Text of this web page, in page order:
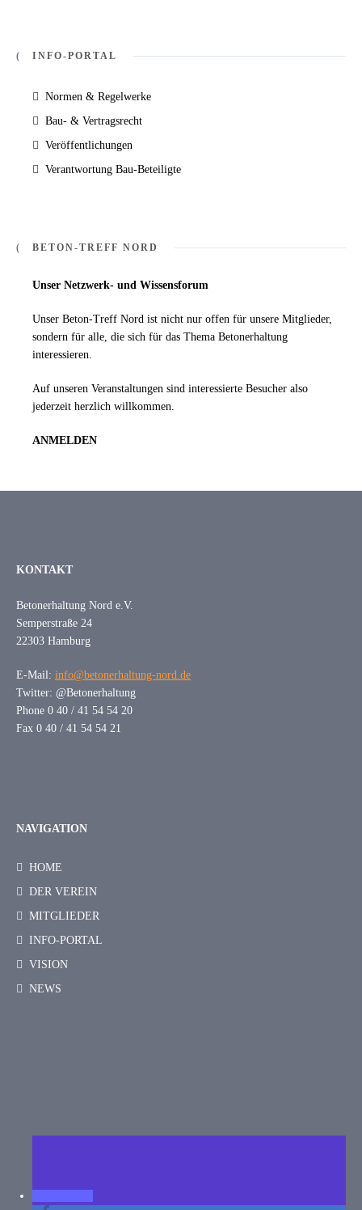
INFO-PORTAL
Normen & Regelwerke
Bau- & Vertragsrecht
Veröffentlichungen
Verantwortung Bau-Beteiligte
BETON-TREFF NORD
Unser Netzwerk- und Wissensforum
Unser Beton-Treff Nord ist nicht nur offen für unsere Mitglieder,
sondern für alle, die sich für das Thema Betonerhaltung
interessieren.
Auf unseren Veranstaltungen sind interessierte Besucher also
jederzeit herzlich willkommen.
ANMELDEN
KONTAKT
Betonerhaltung Nord e.V.
Semperstraße 24
22303 Hamburg
E-Mail: info@betonerhaltung-nord.de
Twitter: @Betonerhaltung
Phone 0 40 / 41 54 54 20
Fax 0 40 / 41 54 54 21
NAVIGATION
HOME
DER VEREIN
MITGLIEDER
INFO-PORTAL
VISION
NEWS